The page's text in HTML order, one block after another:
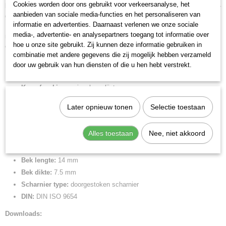
0,07 Kg
Bruto gewicht
0,07 Kg
Afmetingen (l,b,h)
11,40 x 7 x 1,70 cm
biedt samen met een fijne oliefilm een optimale bescherming tegen roest -
geen storingen in het schakelcircuit door wegspringende chroomsplinters.
Bladen bijkomend laserverhard, bladhardheid minstens 60 HRC. Slanke,
naar de kop van de tang omhoog getrokken grepem bieden een veilige en
comfortabele bediening ook tussen duim en wijsvinger.
Lengte:115 mm
Kop afwerking:
spiegelgepolijst
snijkant met klein facet
Snijcapaciteiten harde draad (diameter):
0.6 mm
Snijcapaciteit half harde draad (diameter):1.2 mm
Snijcapaciteit zachte draad (diameter):0.3 - 1.6 mm
Bek lengte: 14 mm
Bek dikte: 7.5 mm
Scharnier type: doorgestoken scharnier
DIN: DIN ISO 9654
Downloads:
Cookies worden door ons gebruikt voor verkeersanalyse, het
aanbieden van sociale media-functies en het personaliseren van
informatie en advertenties. Daarnaast verlenen we onze sociale
media-, advertentie- en analysepartners toegang tot informatie over
hoe u onze site gebruikt. Zij kunnen deze informatie gebruiken in
combinatie met andere gegevens die zij mogelijk hebben verzameld
door uw gebruik van hun diensten of die u hen hebt verstrekt.
Later opnieuw tonen Selectie toestaan
Alles toestaan Nee, niet akkoord